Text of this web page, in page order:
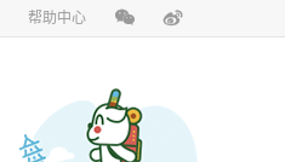
帮助中心